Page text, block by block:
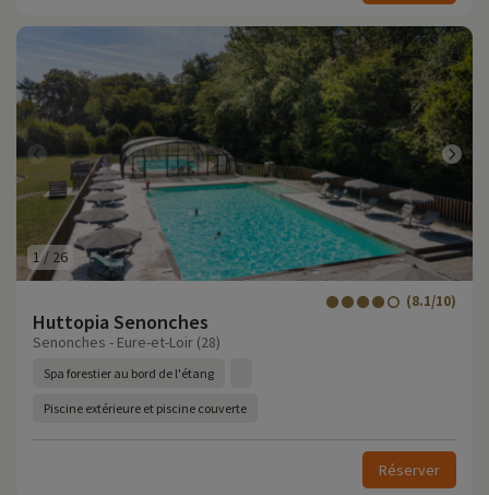
1/ 26
Huttopia Senonches
(8.1/10)
Senonches - Eure-et-Loir (28)
Spa forestier au bord de l'étang
Piscine extérieure et piscine couverte
Réserver